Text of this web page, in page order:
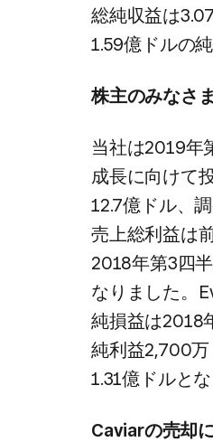
総純収益は​
1.59億ドルの​
株主のみなさ
当社は​2019年
成長に​向けて​
12.7億ドル、​
売上総利益は​
2018年第3四
なりました。​
純損益は​2018
純利益2,700
1.31億ドルと​な
Caviarの​売却